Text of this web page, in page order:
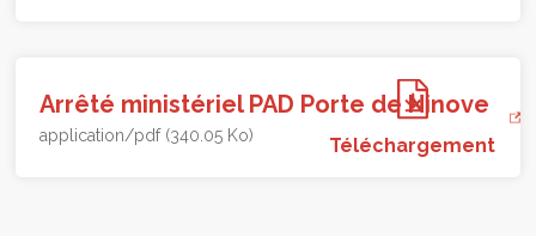
Arrêté ministériel PAD Porte de Ninove
application/pdf (340.05 Ko) Téléchargement